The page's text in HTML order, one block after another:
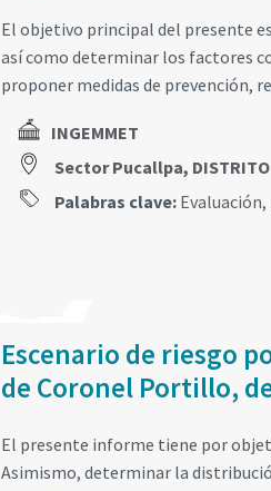
El objetivo principal del presente
así como determinar los factores
proponer medidas de prevención,
INGEMMET
Sector Pucallpa, DISTRITO
Palabras clave: Evaluación,
Escenario de riesgo
de Coronel Portillo,
El presente informe tiene por
Asimismo, determinar la